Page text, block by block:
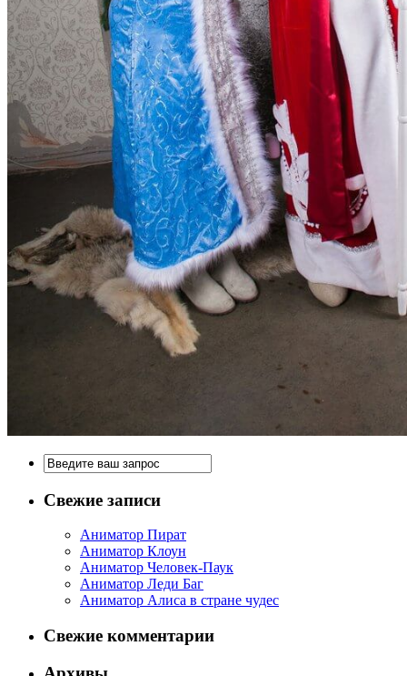
Свежие записи
Аниматор Пират
Аниматор Клоун
Аниматор Человек-Паук
Аниматор Леди Баг
Аниматор Алиса в стране чудес
Свежие комментарии